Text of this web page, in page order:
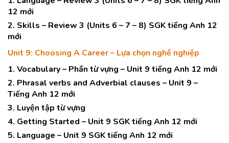
12 mới
2. Skills – Review 3 (Units 6 – 7 – 8) SGK tiếng Anh 12
mới
Unit 9: Choosing A Career – Lựa chọn nghề nghiệp
1. Vocabulary – Phần từ vựng – Unit 9 tiếng Anh 12 mới
2. Phrasal verbs and Adverbial clauses – Unit 9 –
Tiếng Anh 12 mới
3. Luyện tập từ vựng
4. Getting Started – Unit 9 SGK tiếng Anh 12 mới
5. Language – Unit 9 SGK tiếng Anh 12 mới